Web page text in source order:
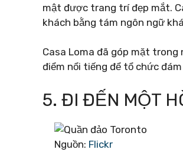
mật được trang trí đẹp mắt.
khách bằng tám ngôn ngữ
Casa Loma đã góp mặt trong
điểm nổi tiếng để tổ chức
5. ĐI ĐẾN MỘT
Nguồn: Flickr